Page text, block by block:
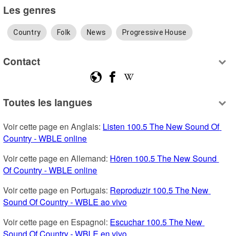
Les genres
Country Folk News Progressive House
Contact
Toutes les langues
Voir cette page en Anglais: Listen 100.5 The New Sound Of
Country - WBLE online
Voir cette page en Allemand: Hören 100.5 The New Sound
Of Country - WBLE online
Voir cette page en Portugais: Reproduzir 100.5 The New
Sound Of Country - WBLE ao vivo
Voir cette page en Espagnol: Escuchar 100.5 The New
Sound Of Country - WBLE en vivo